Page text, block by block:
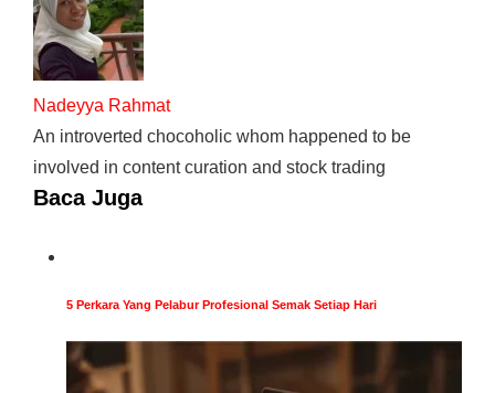
Nadeyya Rahmat
An introverted chocoholic whom happened to be
involved in content curation and stock trading
Baca Juga
5 Perkara Yang Pelabur Profesional Semak Setiap Hari